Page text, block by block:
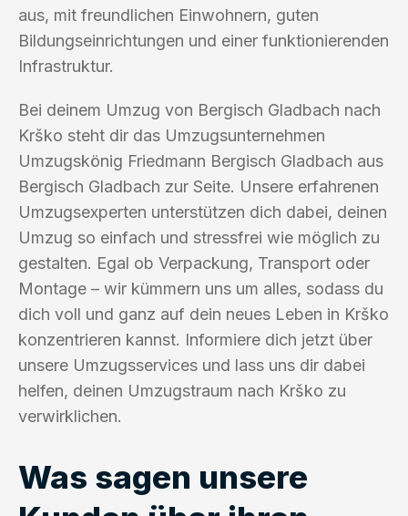
aus, mit freundlichen Einwohnern, guten
Bildungseinrichtungen und einer funktionierenden
Infrastruktur.
Bei deinem Umzug von Bergisch Gladbach nach
Krško steht dir das Umzugsunternehmen
Umzugskönig Friedmann Bergisch Gladbach aus
Bergisch Gladbach zur Seite. Unsere erfahrenen
Umzugsexperten unterstützen dich dabei, deinen
Umzug so einfach und stressfrei wie möglich zu
gestalten. Egal ob Verpackung, Transport oder
Montage – wir kümmern uns um alles, sodass du
dich voll und ganz auf dein neues Leben in Krško
konzentrieren kannst. Informiere dich jetzt über
unsere Umzugsservices und lass uns dir dabei
helfen, deinen Umzugstraum nach Krško zu
verwirklichen.
Was sagen unsere